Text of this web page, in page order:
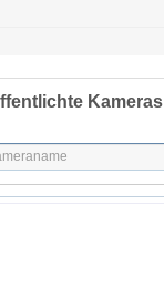
Kameras